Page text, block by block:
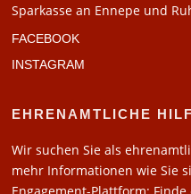
Sparkasse an Ennepe und
FACEBOOK
INSTAGRAM
EHRENAMTLICHE
Wir suchen Sie als
mehr Informationen wie Sie
Engagement-Plattform: